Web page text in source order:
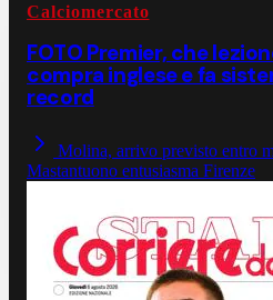
Calciomercato
FOTO Premier, che
compra inglese e fa
record
Molina, arrivo previsto entro
Mastantuono entusiasma Firenze